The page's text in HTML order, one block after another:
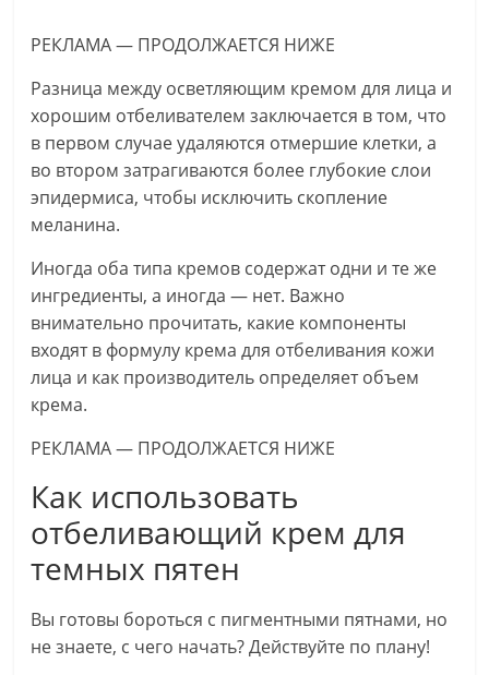
РЕКЛАМА — ПРОДОЛЖАЕТСЯ НИЖЕ
Разница между осветляющим кремом для лица и
хорошим отбеливателем заключается в том, что
в первом случае удаляются отмершие клетки, а
во втором затрагиваются более глубокие слои
эпидермиса, чтобы исключить скопление
меланина.
Иногда оба типа кремов содержат одни и те же
ингредиенты, а иногда — нет. Важно
внимательно прочитать, какие компоненты
входят в формулу крема для отбеливания кожи
лица и как производитель определяет объем
крема.
РЕКЛАМА — ПРОДОЛЖАЕТСЯ НИЖЕ
Как использовать
отбеливающий крем для
темных пятен
Вы готовы бороться с пигментными пятнами, но
не знаете, с чего начать? Действуйте по плану!